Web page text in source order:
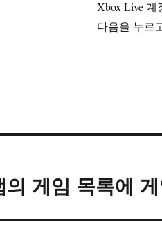
Xbox Live
다음을 누르
게임 목록에